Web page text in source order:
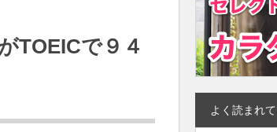
TOEICで９４
よく読まれ